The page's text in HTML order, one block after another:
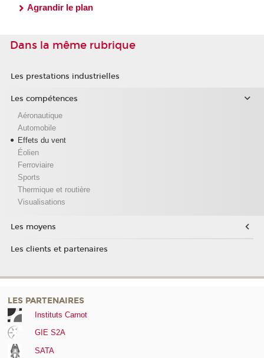
Agrandir le plan
Dans la même rubrique
Les prestations industrielles
Les compétences
Aéronautique
Automobile
Effets du vent
Éolien
Ferroviaire
Sports
Thermique et routière
Visualisations
Les moyens
Les clients et partenaires
LES PARTENAIRES
Instituts Carnot
GIE S2A
SATA